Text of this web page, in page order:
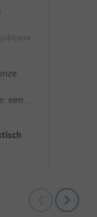
een
zeer